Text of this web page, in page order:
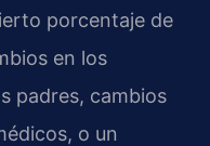
porcentaje de
en los
padres, cambios
o un